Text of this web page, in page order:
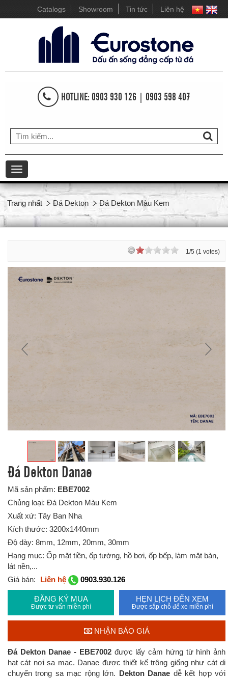
Catalogs Showroom Tin tức Liên hệ
HOTLINE: 0903 930 126 | 0903 598 407
Toggle
navigation
Trang nhất Đá Dekton Đá Dekton Màu Kem
1/5 (1 votes)
Đá Dekton Danae
Mã sản phẩm: EBE7002
Chủng loại: Đá Dekton Màu Kem
Xuất xứ: Tây Ban Nha
Kích thước: 3200x1440mm
Độ dày: 8mm, 12mm, 20mm, 30mm
Hạng mục: Ốp mặt tiền, ốp tường, hồ bơi, ốp bếp, làm mặt bàn,
lát nền,...
Giá bán:
Liên hệ 0903.930.126
ĐĂNG KÝ MUA
Được tư vấn miễn phí
HẸN LỊCH ĐẾN XEM
Được sắp chỗ để xe miễn phí
NHẬN BÁO GIÁ
Đá Dekton Danae - EBE7002được lấy cảm hứng từ hình ảnh
hạt cát nơi sa mạc. Danae được thiết kế trông giống như cát di
chuyển trong sa mạc rộng lớn. Dekton Danae dễ kết hợp với